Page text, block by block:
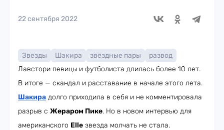
22 сентября 2022
Звезды Шакира звёздные пары
развод
Лавстори певицы и футболиста длилась более 10 лет.
В итоге — скандал и расставание в начале этого лета.
Шакира долго приходила в себя и не комментировала
разрыв с Жераром Пике. Но в новом интервью для
американского Elle звезда молчать не стала.